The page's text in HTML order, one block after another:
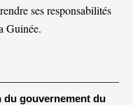
ses responsabilités
Guinée.
du gouvernement du